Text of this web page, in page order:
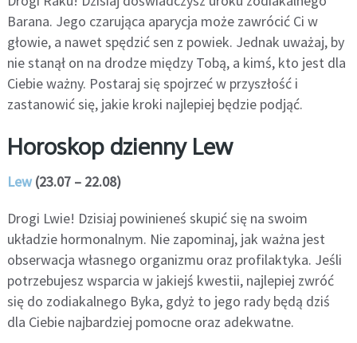
Barana. Jego czarująca aparycja może zawrócić Ci w
głowie, a nawet spędzić sen z powiek. Jednak uważaj, by
nie stanął on na drodze między Tobą, a kimś, kto jest dla
Ciebie ważny. Postaraj się spojrzeć w przyszłość i
zastanowić się, jakie kroki najlepiej będzie podjąć.
Horoskop dzienny Lew
Lew(23.07 – 22.08)
Drogi Lwie! Dzisiaj powinieneś skupić się na swoim
układzie hormonalnym. Nie zapominaj, jak ważna jest
obserwacja własnego organizmu oraz profilaktyka. Jeśli
potrzebujesz wsparcia w jakiejś kwestii, najlepiej zwróć
się do zodiakalnego Byka, gdyż to jego rady będą dziś
dla Ciebie najbardziej pomocne oraz adekwatne.